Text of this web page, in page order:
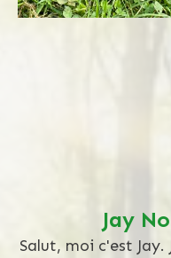
Jay
Salut, moi c'est